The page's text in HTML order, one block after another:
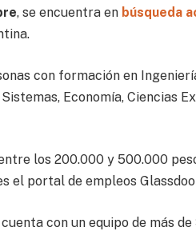
, se encuentra en búsqueda
con formación en
Economía, Ciencias
los 200.000 y 500.000
el portal de empleos
con un equipo de más